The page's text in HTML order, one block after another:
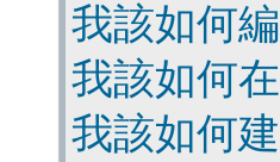
我該如何
我該如何
我該如何